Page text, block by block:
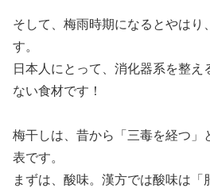
そして、梅雨時期になるとやはり
す。
日本人にとって、消化器系を整
ない食材です！
梅干しは、昔から「三毒を経つ」
表です。
まずは、酸味。漢方では酸味は「